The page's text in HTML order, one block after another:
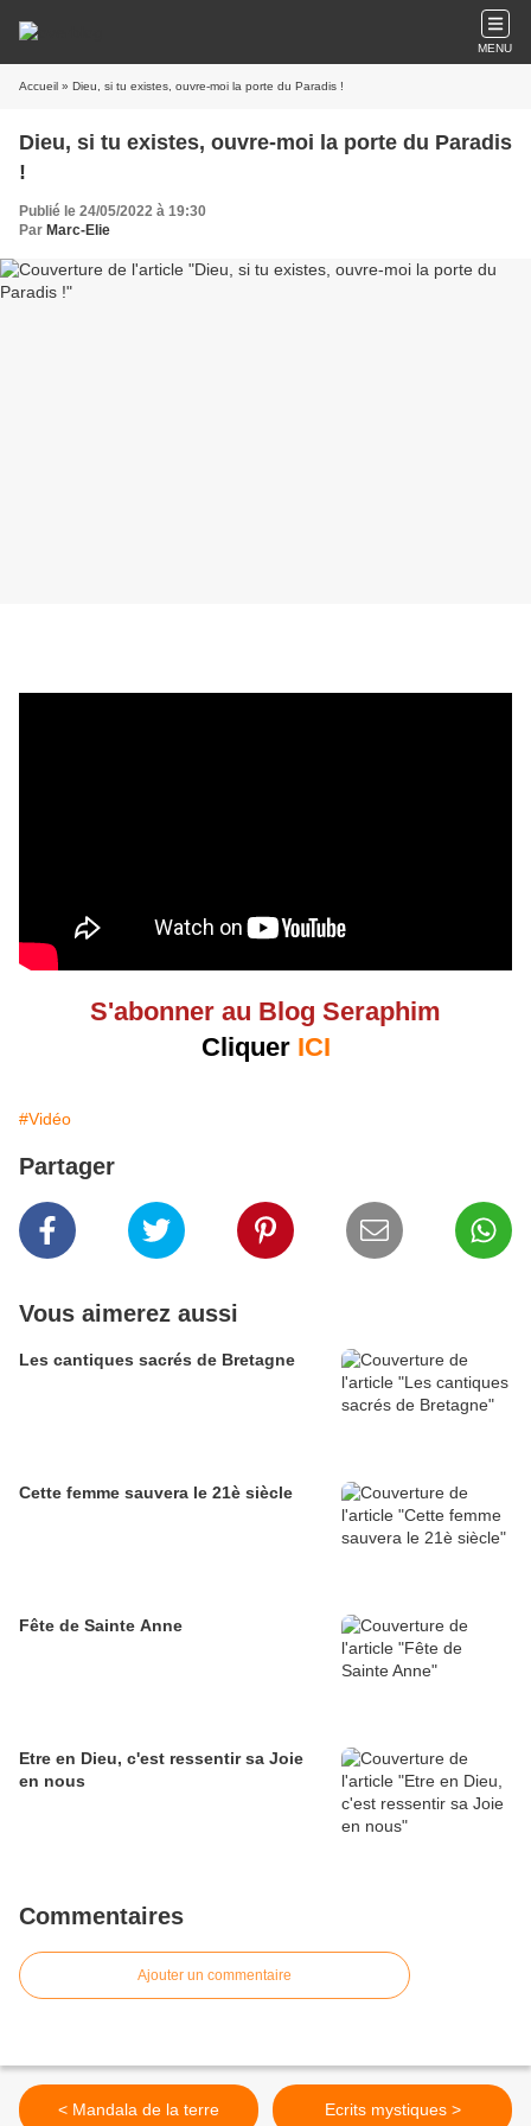
MENU
Accueil » Dieu, si tu existes, ouvre-moi la porte du Paradis !
Dieu, si tu existes, ouvre-moi la porte du Paradis
!
Publié le 24/05/2022 à 19:30
Par Marc-Elie
S'abonner au Blog Seraphim
Cliquer ICI
#Vidéo
Partager
Vous aimerez aussi
Les cantiques sacrés de Bretagne
Cette femme sauvera le 21è siècle
Fête de Sainte Anne
Etre en Dieu, c'est ressentir sa Joie
en nous
Commentaires
Ajouter un commentaire
< Mandala de la terre Ecrits mystiques >